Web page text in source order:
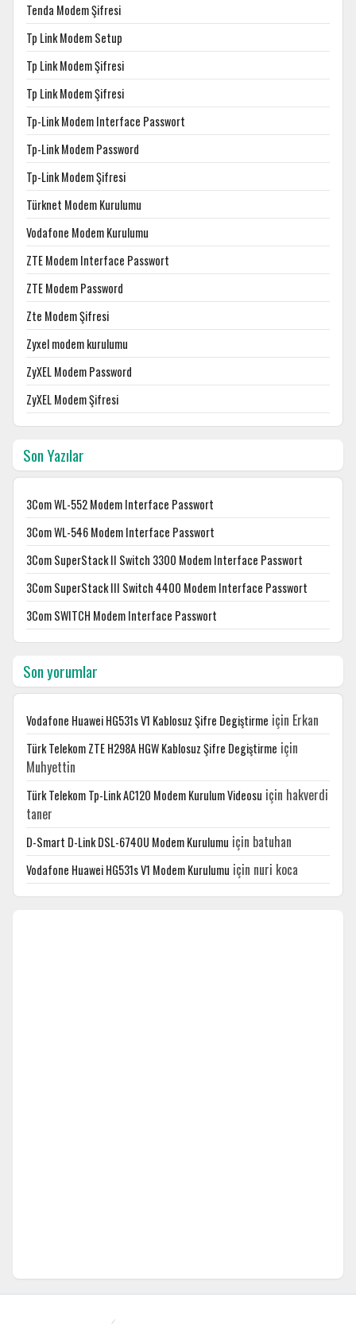
Tenda Modem Şifresi
Tp Link Modem Setup
Tp Link Modem Şifresi
Tp Link Modem Şifresi
Tp-Link Modem Interface Passwort
Tp-Link Modem Password
Tp-Link Modem Şifresi
Türknet Modem Kurulumu
Vodafone Modem Kurulumu
ZTE Modem Interface Passwort
ZTE Modem Password
Zte Modem Şifresi
Zyxel modem kurulumu
ZyXEL Modem Password
ZyXEL Modem Şifresi
Son Yazılar
3Com WL-552 Modem Interface Passwort
3Com WL-546 Modem Interface Passwort
3Com SuperStack II Switch 3300 Modem Interface Passwort
3Com SuperStack III Switch 4400 Modem Interface Passwort
3Com SWITCH Modem Interface Passwort
Son yorumlar
Vodafone Huawei HG531s V1 Kablosuz Şifre Degiştirme için Erkan
Türk Telekom ZTE H298A HGW Kablosuz Şifre Degiştirme için
Muhyettin
Türk Telekom Tp-Link AC120 Modem Kurulum Videosu için hakverdi
taner
D-Smart D-Link DSL-6740U Modem Kurulumu için batuhan
Vodafone Huawei HG531s V1 Modem Kurulumu için nuri koca